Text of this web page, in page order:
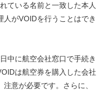
ている名前と一致した本人
人がVOIDを行うことはでき
中に航空会社窓口で手続き
は航空券を購入した会社
意が必要です。さらに、